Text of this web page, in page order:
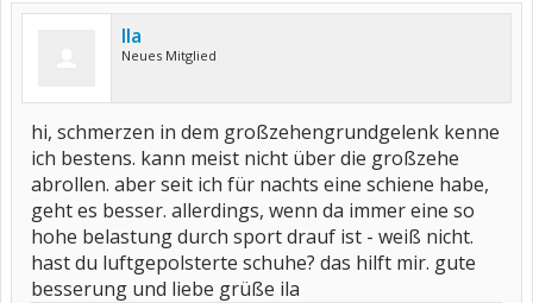
Ila
Neues Mitglied
hi, schmerzen in dem großzehengrundgelenk kenne
ich bestens. kann meist nicht über die großzehe
abrollen. aber seit ich für nachts eine schiene habe,
geht es besser. allerdings, wenn da immer eine so
hohe belastung durch sport drauf ist - weiß nicht.
hast du luftgepolsterte schuhe? das hilft mir. gute
besserung und liebe grüße ila